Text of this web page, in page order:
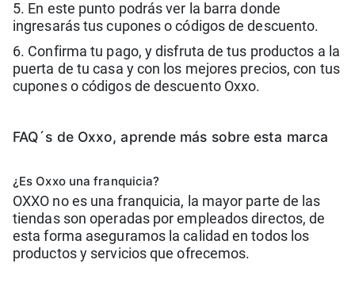
5. En este punto podrás ver la barra donde
ingresarás tus cupones o códigos de descuento.
6. Confirma tu pago, y disfruta de tus productos a la
puerta de tu casa y con los mejores precios, con tus
cupones o códigos de descuento Oxxo.
FAQ´s de Oxxo, aprende más sobre esta marca
¿Es Oxxo una franquicia?
OXXO no es una franquicia, la mayor parte de las
tiendas son operadas por empleados directos, de
esta forma aseguramos la calidad en todos los
productos y servicios que ofrecemos.